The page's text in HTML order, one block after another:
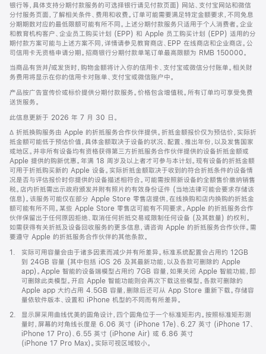
银行等，具体支持分期付款服务的可选择银行请见付款页面) 网站、支付宝网站和微信
分付服务页面，了解相关条件、费用和收费。订单可能需要满足特定金额要求，不同免息
分期期数对应的最低限额可能有所不同。上述分期付款服务只适用于个人消费者。企业
和教育机构客户、企业员工购买计划 (EPP) 和 Apple 员工购买计划 (EPP) 适用的分
期付款方案可能与上述方案不同，详情请参见教育商店、EPP 在线商店和企业商店。公
司信用卡无资格申请分期。招商银行分期付款单笔订单最高限额为 RMB 150000。
当商品有货并/或发货时，购物金额将计入你的信用卡、支付宝或微信分付账单。相关财
务费用将显示在你的信用卡对账单、支付宝或微信账户中。
产品按广告宣传价或标价提供分期付款服务。价格包含增值税。所有订单均可享受免费
送货服务。
此信息更新于 2026 年 7 月 30 日。
脚
注
∆ 折抵换购服务由 Apple 的折抵服务合作伙伴提供。折抵金额报价仅为预估价，实际折
抵金额可能低于预估价值，具体金额取决于设备的状况、配置、推出年份，以及发售国家
或地区。并非所有设备均有资格获得第三方折抵服务合作伙伴提供的设备折抵金额或
Apple 提供的购新优惠。年满 18 周岁及以上者才可参与本计划。现有设备的折抵金额
可用于折抵购买新的 Apple 设备。实际折抵金额取决于收到的符合折抵条件的设备情
况是否与评估报价时你提供的设备描述相符合。可能需按照新设备的全额售价缴纳销售
税。店内折抵需出示政府颁发并附有照片的有效身份证件 (当地法律可能会要求存储该
信息)。该服务可能仅在部分 Apple Store 零售店提供，在线换购和店内换购的折抵金
额可能有所不同。某些 Apple Store 零售店可能有不同要求。Apple 的折抵服务合作
伙伴保留出于任何原因拒绝、取消任何折抵交易或限制任何设备 (及其数量) 的权利。
如需获得有关折抵及设备回收服务的更多信息，请咨询 Apple 的折抵服务合作伙伴。需
要遵守 Apple 的折抵服务合作伙伴的其他条款。
脚
1.
实际可用容量会由于诸多因素而减少并有所差异。标准系统配置会占用约 12GB
到 24GB 容量 (其中包括 iOS 26 及其最新功能，以及各款可删除的 Apple
app)。Apple 智能的设备端模型占用约 7GB 容量，如果关闭 Apple 智能功能，即
可删除此类模型。开启 Apple 智能功能则会再次下载这些模型。各款可删除的
Apple app 大约占用 4.5GB 容量，删除后还可从 App Store 重新下载。存储容
量依软件版本、设置和 iPhone 机型的不同而有所差异。
脚
2.
显示屏采用曲线优美的圆角设计，四个圆角位于一个标准矩形内。按照标准矩形测
量时，屏幕的对角线长度是 6.06 英寸 (iPhone 17e)、6.27 英寸 (iPhone 17、
iPhone 17 Pro)、6.55 英寸 (iPhone Air) 或 6.86 英寸
(iPhone 17 Pro Max)。实际可视区域较小。